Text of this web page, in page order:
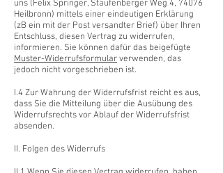
uns (Felix Springer, Staufenberger Weg 4, 74076
Heilbronn) mittels einer eindeutigen Erklärung
(zB ein mit der Post versandter Brief) über Ihren
Entschluss, diesen Vertrag zu widerrufen,
informieren. Sie können dafür das beigefügte
Muster-Widerrufsformularverwenden, das
jedoch nicht vorgeschrieben ist.
I.4 Zur Wahrung der Widerrufsfrist reicht es aus,
dass Sie die Mitteilung über die Ausübung des
Widerrufsrechts vor Ablauf der Widerrufsfrist
absenden.
II. Folgen des Widerrufs